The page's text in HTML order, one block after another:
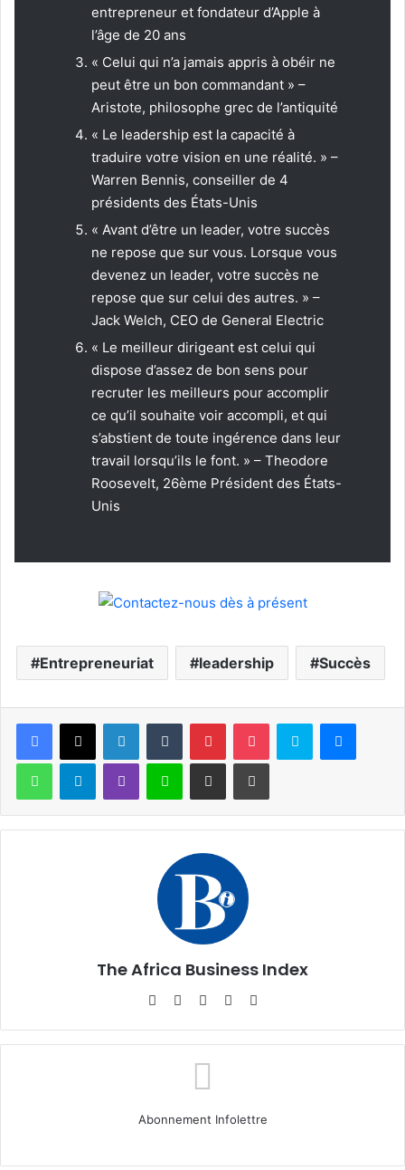
entrepreneur et fondateur d’Apple à
l’âge de 20 ans
« Celui qui n’a jamais appris à obéir ne
peut être un bon commandant » –
Aristote, philosophe grec de l’antiquité
« Le leadership est la capacité à
traduire votre vision en une réalité. » –
Warren Bennis, conseiller de 4
présidents des États-Unis
« Avant d’être un leader, votre succès
ne repose que sur vous. Lorsque vous
devenez un leader, votre succès ne
repose que sur celui des autres. » –
Jack Welch, CEO de General Electric
« Le meilleur dirigeant est celui qui
dispose d’assez de bon sens pour
recruter les meilleurs pour accomplir
ce qu’il souhaite voir accompli, et qui
s’abstient de toute ingérence dans leur
travail lorsqu’ils le font. » – Theodore
Roosevelt, 26ème Président des États-
Unis
Entrepreneuriat leadership Succès
Facebook
X LinkedinTumblr PinterestPocket Skype
WhatsAppTelegramViber Ligne Partager par email Imprimer
The Africa Business Index
WebsiteFacebook
X Linkedin
Abonnement Infolettre